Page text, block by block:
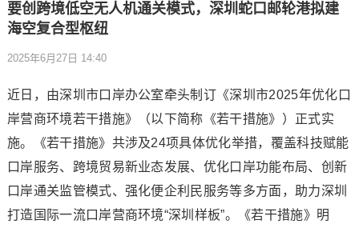
要创跨境低空无人机通关模式，深圳蛇口邮轮港拟建
海空复合型枢纽
2025年6月27日 14:40
近日，由深圳市口岸办公室牵头制订《深圳市2025年优化口
岸营商环境若干措施》（以下简称《若干措施》）正式实
施。《若干措施》共涉及24项具体优化举措，覆盖科技赋能
口岸服务、跨境贸易新业态发展、优化口岸功能布局、创新
口岸通关监管模式、强化便企利民服务等多方面，助力深圳
打造国际一流口岸营商环境“深圳样板”。《若干措施》明